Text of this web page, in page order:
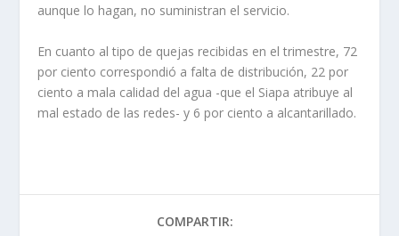
aunque lo hagan, no suministran el servicio.
En cuanto al tipo de quejas recibidas en el trimestre, 72
por ciento correspondió a falta de distribución, 22 por
ciento a mala calidad del agua -que el Siapa atribuye al
mal estado de las redes- y 6 por ciento a alcantarillado.
COMPARTIR: